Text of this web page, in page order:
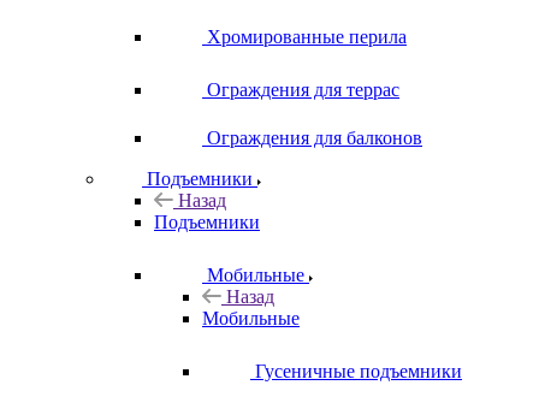
Хромированные перила
Ограждения для террас
Ограждения для балконов
Подъемники
Назад
Подъемники
Мобильные
Назад
Мобильные
Гусеничные подъемники